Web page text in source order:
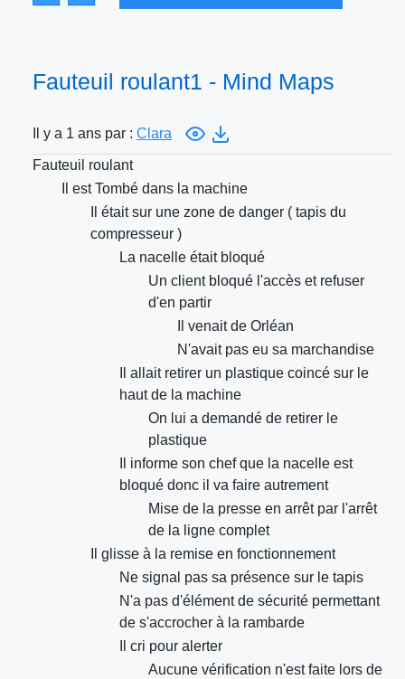
Fauteuil roulant1 - Mind Maps
Il y a 1 ans par : Clara
Fauteuil roulant
Il est Tombé dans la machine
Il était sur une zone de danger ( tapis du
compresseur )
La nacelle était bloqué
Un client bloqué l'accès et refuser
d'en partir
Il venait de Orléan
N'avait pas eu sa marchandise
Il allait retirer un plastique coincé sur le
haut de la machine
On lui a demandé de retirer le
plastique
Il informe son chef que la nacelle est
bloqué donc il va faire autrement
Mise de la presse en arrêt par l'arrêt
de la ligne complet
Il glisse à la remise en fonctionnement
Ne signal pas sa présence sur le tapis
N'a pas d'élément de sécurité permettant
de s'accrocher à la rambarde
Il cri pour alerter
Aucune vérification n'est faite lors de